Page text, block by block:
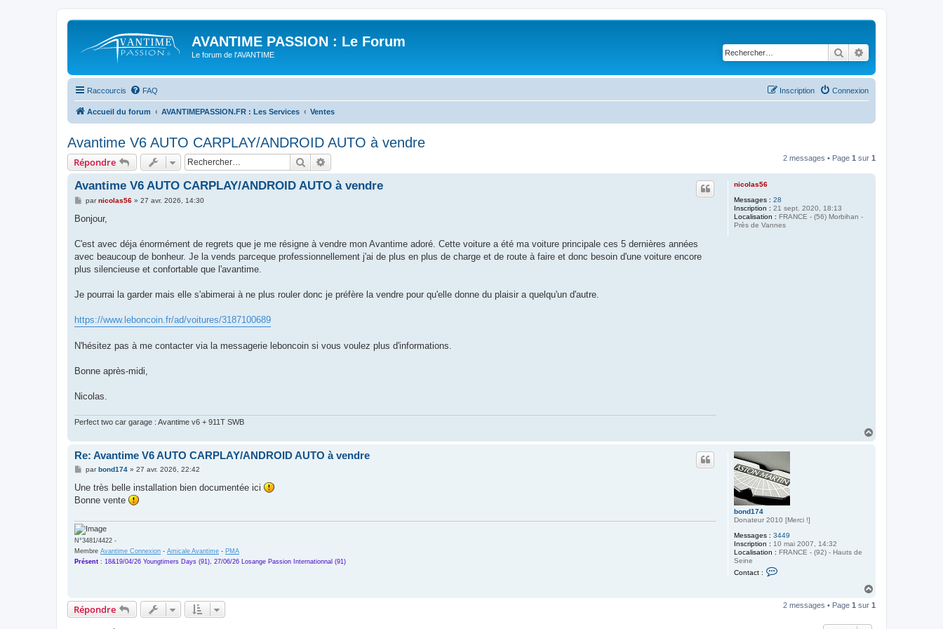
AVANTIME PASSION : Le Forum
Le forum de l'AVANTIME Rechercher
Raccourcis FAQ Connexion
Inscription
Accueil du forum AVANTIMEPASSION.FR : Les Services Ventes
Avantime V6 AUTO CARPLAY/ANDROID AUTO à vendre
Répondre Rechercher 2 messages • Page 1 sur 1
nicolas56
Messages : 28
Inscription : 21 sept. 2020, 18:13
Localisation : FRANCE - (56) Morbihan -
Près de Vannes
Avantime V6 AUTO CARPLAY/ANDROID AUTO à vendre
M
s
g
parnicolas56» 27 avr. 2026, 14:30
Bonjour,
C'est avec déja énormément de regrets que je me résigne à vendre mon Avantime adoré. Cette voiture a été ma voiture principale ces 5 dernières années
avec beaucoup de bonheur. Je la vends parceque professionnellement j'ai de plus en plus de charge et de route à faire et donc besoin d'une voiture encore
plus silencieuse et confortable que l'avantime.
Je pourrai la garder mais elle s'abimerai à ne plus rouler donc je préfère la vendre pour qu'elle donne du plaisir a quelqu'un d'autre.
https://www.leboncoin.fr/ad/voitures/3187100689
N'hésitez pas à me contacter via la messagerie leboncoin si vous voulez plus d'informations.
Bonne après-midi,
Nicolas.
Perfect two car garage : Avantime v6 + 911T SWB
bond174
Donateur 2010 [Merci !]
Messages : 3449
Inscription : 10 mai 2007, 14:32
Localisation : FRANCE - (92) - Hauts de
Seine
Contact :
a
c
Re: Avantime V6 AUTO CARPLAY/ANDROID AUTO à vendre
M
s
a
parbond174» 27 avr. 2026, 22:42
Une très belle installation bien documentée ici
Bonne vente
N°3481/4422 -
Membre Avantime Connexion - Amicale Avantime - PMA
Présent : 18&19/04/26 Youngtimers Days (91), 27/06/26 Losange Passion Internationnal (91)
u
Répondre 2 messages • Page 1 sur 1